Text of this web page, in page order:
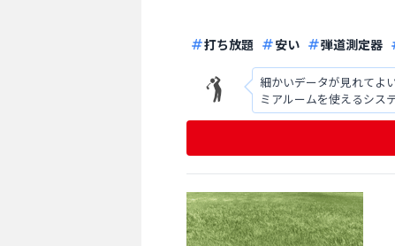
打ち放題
安い 弾道測定器
細かいデータが見れてよ
ミアルームを使えるシス
いてるときなんかは別料